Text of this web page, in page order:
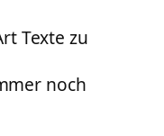
Texte zu
noch